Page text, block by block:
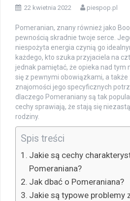
22 kwietnia 2022 piespop.pl
Pomeranian, znany również jako
pewnością skradnie twoje serce.
niespożyta energia czynią go
każdego, kto szuka przyjaciela na
jednak pamiętać, że opieka nad tym
się z pewnymi obowiązkami, a także
znajomości jego specyficznych
dlaczego Pomeraniany są tak
cechy sprawiają, że stają się
rodziny.
Spis treści
Jakie są cechy
Pomeraniana?
Jak dbać o Pomeraniana?
Jakie są typowe problemy